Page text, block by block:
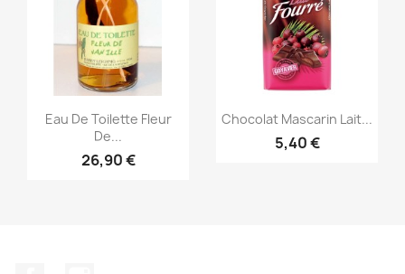
 Aperçu rapide
Eau De Toilette Fleur
De...
26,90 €
Aperçu rapide
Chocolat Mascarin Lait...
5,40 €